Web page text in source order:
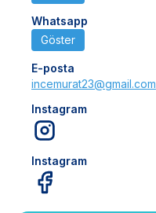
Whatsapp
Göster
E-posta
incemurat23@gmail.com
Instagram
Instagram